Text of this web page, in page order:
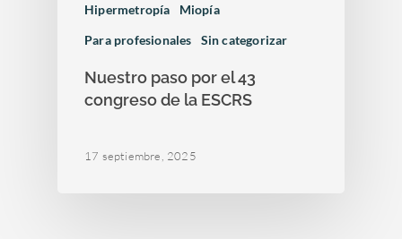
Hipermetropía
Miopía
Para profesionales
Sin categorizar
Nuestro paso por el 43
congreso de la ESCRS
17 septiembre, 2025